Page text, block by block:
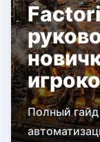
Полный